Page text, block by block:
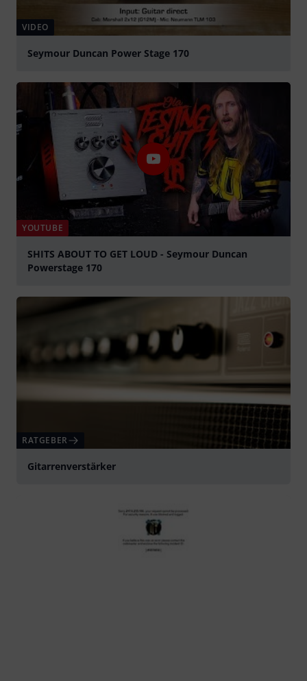
VIDEO
Seymour Duncan Power Stage 170
YOUTUBE
SHITS ABOUT TO GET LOUD - Seymour Duncan
Powerstage 170
RATGEBER
Gitarrenverstärker